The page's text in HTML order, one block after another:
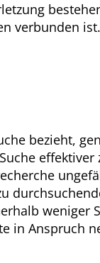
verbunden
bezieht,
effektiver
weniger
in Anspruch